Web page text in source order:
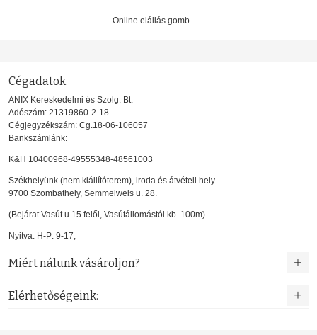
Online elállás gomb
Cégadatok
ANIX Kereskedelmi és Szolg. Bt.
Adószám: 21319860-2-18
Cégjegyzékszám: Cg.18-06-106057
Bankszámlánk:
K&H 10400968-49555348-48561003
Székhelyünk (nem kiállítóterem), iroda és átvételi hely.
9700 Szombathely, Semmelweis u. 28.
(Bejárat Vasút u 15 felől, Vasútállomástól kb. 100m)
Nyitva: H-P: 9-17,
Miért nálunk vásároljon?
Elérhetőségeink: